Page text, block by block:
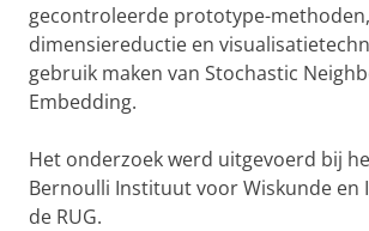
gecontroleerde prototype-
dimensiereductie en
gebruik maken van Stochastic
Embedding.
Het onderzoek werd uitgevoerd bij
Bernoulli Instituut voor Wiskunde en
de RUG.